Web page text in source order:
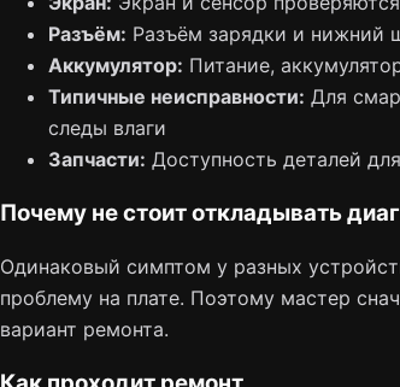
Разъём: Разъём зарядки и нижний
Аккумулятор: Питание,
Типичные неисправности: Для
следы влаги
Запчасти: Доступность деталей
Почему не стоит откладывать
Одинаковый симптом у разных
проблему на плате. Поэтому мастер
вариант ремонта.